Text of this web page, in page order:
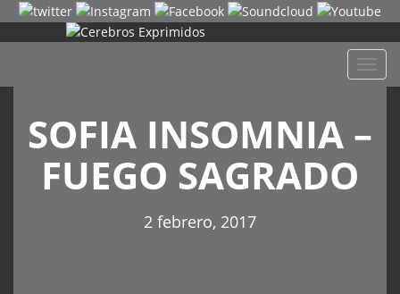
SOFIA INSOMNIA –
FUEGO SAGRADO
2 febrero, 2017